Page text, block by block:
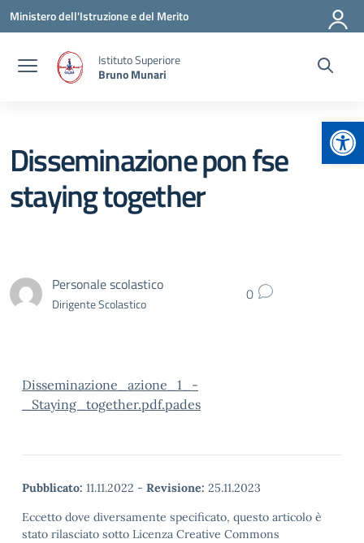
Vai ai contenuti
Vai al menu di navigazione
Vai al footer
Ministero dell'Istruzione e del Merito
Istituto Superiore
Bruno Munari
Disseminazione pon fse
staying together
Personale scolastico
Dirigente Scolastico 0
Disseminazione_azione_1_-
_Staying_together.pdf.pades
Pubblicato: 11.11.2022 - Revisione: 25.11.2023
Eccetto dove diversamente specificato, questo articolo è
stato rilasciato sotto Licenza Creative Commons